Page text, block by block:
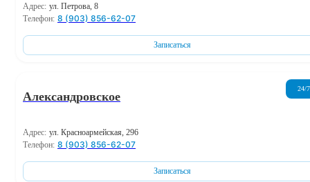
Адрес: ул. Петрова, 8
Телефон: 8 (903) 856-62-07
Записаться
Александровское
24/7
Адрес: ул. Красноармейская, 296
Телефон: 8 (903) 856-62-07
Записаться